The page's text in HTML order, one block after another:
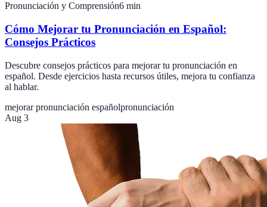
Pronunciación y Comprensión6 min
Cómo Mejorar tu Pronunciación en Español:
Consejos Prácticos
Descubre consejos prácticos para mejorar tu pronunciación en
español. Desde ejercicios hasta recursos útiles, mejora tu confianza
al hablar.
mejorar pronunciación españolpronunciación
Aug 3